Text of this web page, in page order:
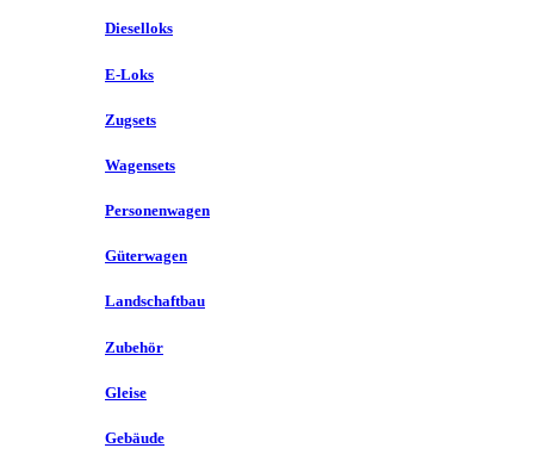
Dieselloks
E-Loks
Zugsets
Wagensets
Personenwagen
Güterwagen
Landschaftbau
Zubehör
Gleise
Gebäude